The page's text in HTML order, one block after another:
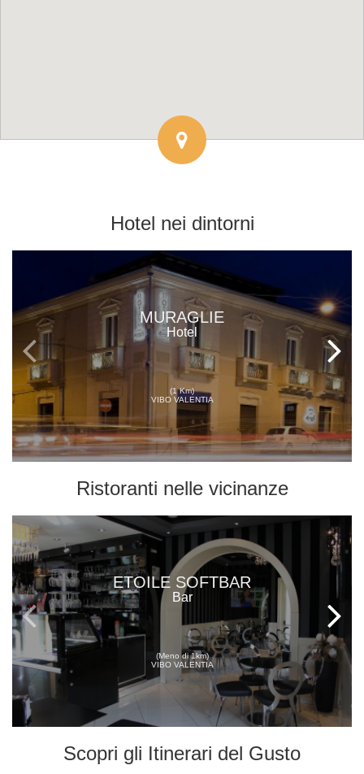
Hotel nei dintorni
MURAGLIE
Hotel
(1 Km)
VIBO VALENTIA
Ristoranti nelle vicinanze
ETOILE SOFTBAR
Bar
(Meno di 1km)
VIBO VALENTIA
Scopri gli Itinerari del Gusto